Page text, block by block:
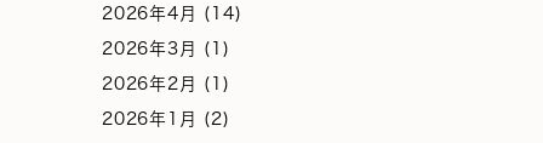
2026年4月 (14)
2026年3月 (1)
2026年2月 (1)
2026年1月 (2)